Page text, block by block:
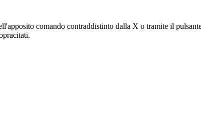
comando contraddistinto dalla X o tramite il